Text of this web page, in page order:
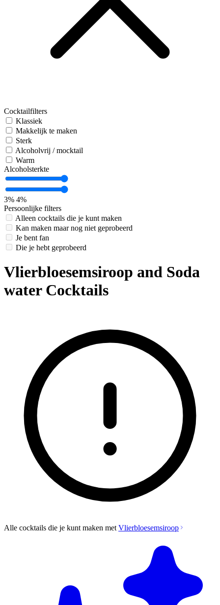
Cocktailfilters
Klassiek
Makkelijk te maken
Sterk
Alcoholvrij / mocktail
Warm
Alcoholsterkte
3% 4%
Persoonlijke filters
Alleen cocktails die je kunt maken
Kan maken maar nog niet geprobeerd
Je bent fan
Die je hebt geprobeerd
Vlierbloesemsiroop and Soda
water Cocktails
Alle cocktails die je kunt maken met Vlierbloesemsiroop